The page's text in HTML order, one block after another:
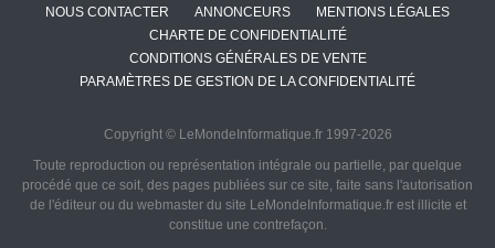
NOUS CONTACTER ANNONCEURS
MENTIONS LÉGALES
CHARTE DE CONFIDENTIALITÉ
CONDITIONS GÉNÉRALES DE VENTE
PARAMÈTRES DE GESTION DE LA CONFIDENTIALITÉ
Copyright © LeMondeInformatique.fr 1997-2026
Toute reproduction ou représentation intégrale ou partielle, par quelque
procédé que ce soit, des pages publiées sur ce site, faite sans l'autorisation
de l'éditeur ou du webmaster du site LeMondeInformatique.fr est illicite et
constitue une contrefaçon.